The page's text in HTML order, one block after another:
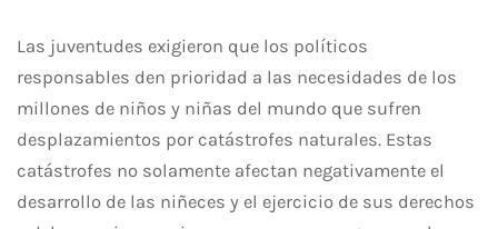
Las juventudes exigieron que los políticos
responsables den prioridad a las necesidades de los
millones de niños y niñas del mundo que sufren
desplazamientos por catástrofes naturales. Estas
catástrofes no solamente afectan negativamente el
desarrollo de las niñeces y el ejercicio de sus derechos